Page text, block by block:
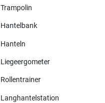
Trampolin
Hantelbank
Hanteln
Liegeergometer
Rollentrainer
Langhantelstation